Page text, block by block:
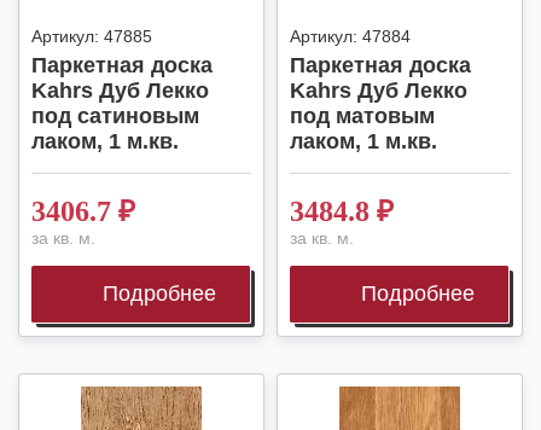
Артикул: 47885
Паркетная доска
Kahrs Дуб Лекко
под сатиновым
лаком, 1 м.кв.
3406.7 ₽
за кв. м.
Подробнее
Артикул: 47884
Паркетная доска
Kahrs Дуб Лекко
под матовым
лаком, 1 м.кв.
3484.8 ₽
за кв. м.
Подробнее